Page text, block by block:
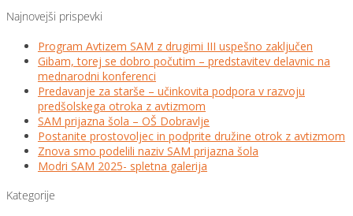
Najnovejši prispevki
Program Avtizem SAM z drugimi III uspešno zaključen
Gibam, torej se dobro počutim – predstavitev delavnic na
mednarodni konferenci
Predavanje za starše – učinkovita podpora v razvoju
predšolskega otroka z avtizmom
SAM prijazna šola – OŠ Dobravlje
Postanite prostovoljec in podprite družine otrok z avtizmom
Znova smo podelili naziv SAM prijazna šola
Modri SAM 2025- spletna galerija
Kategorije